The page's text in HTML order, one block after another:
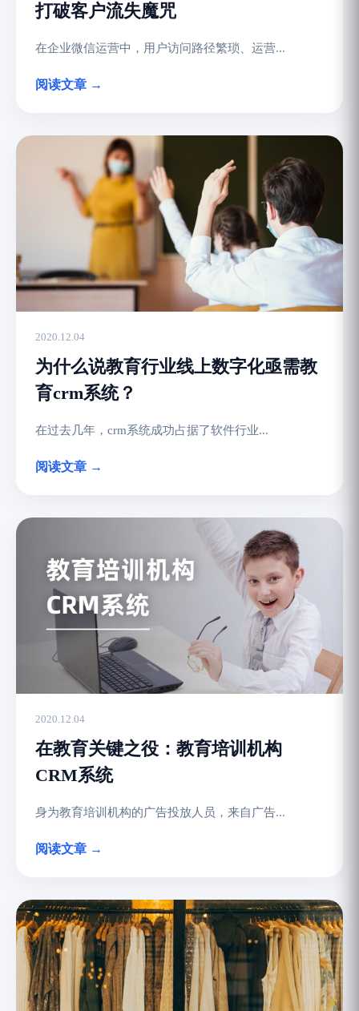
打破客户流失魔咒
在企业微信运营中，用户访问路径繁琐、运营...
阅读文章 →
2020.12.04
为什么说教育行业线上数字化亟需教
育crm系统？
在过去几年，crm系统成功占据了软件行业...
阅读文章 →
2020.12.04
在教育关键之役：教育培训机构
CRM系统
身为教育培训机构的广告投放人员，来自广告...
阅读文章 →